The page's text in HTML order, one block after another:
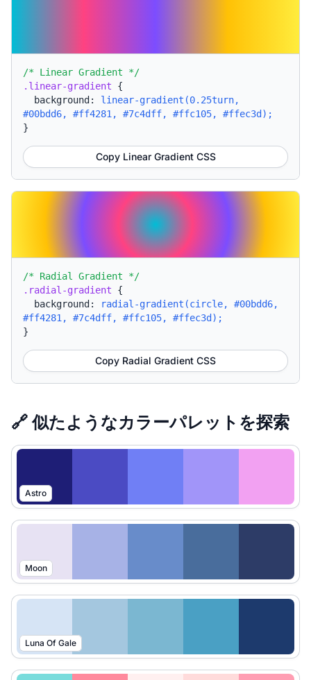
/* Linear Gradient */
.linear-gradient {
background: linear-gradient(0.25turn,
#00bdd6, #ff4281, #7c4dff, #ffc105, #ffec3d);
}
Copy Linear Gradient CSS
/* Radial Gradient */
.radial-gradient {
background:
radial-gradient(circle, #00bdd6,
#ff4281, #7c4dff, #ffc105, #ffec3d);
}
Copy Radial Gradient CSS
🔗 似たようなカラーパレットを探索
Astro
Moon
Luna Of Gale